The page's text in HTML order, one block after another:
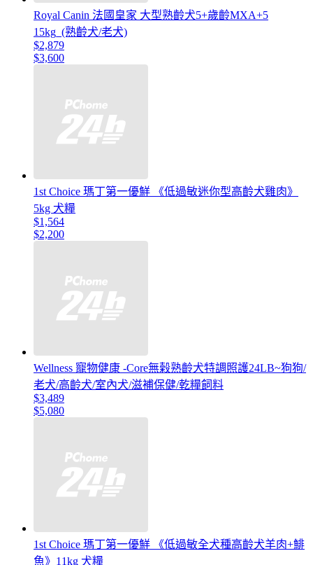
Royal Canin 法國皇家 大型熟齡犬5+歲齡MXA+5
15kg_(熟齡犬/老犬)
$2,879
$3,600
1st Choice 瑪丁第一優鮮 《低過敏迷你型高齡犬雞肉》
5kg 犬糧
$1,564
$2,200
Wellness 寵物健康 -Core無榖熟齡犬特調照護24LB~狗狗/
老犬/高齡犬/室內犬/滋補保健/乾糧飼料
$3,489
$5,080
1st Choice 瑪丁第一優鮮 《低過敏全犬種高齡犬羊肉+鯡
魚》11kg 犬糧